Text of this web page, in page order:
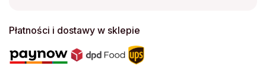
Płatności i dostawy w sklepie